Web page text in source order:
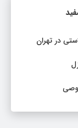
در تهران